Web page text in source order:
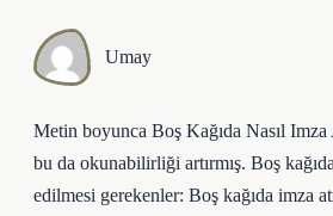
Umay
Metin boyunca Boş Kağıda Nasıl Imza
bu da okunabilirliği artırmış. Boş
edilmesi gerekenler: Boş kağıda imza